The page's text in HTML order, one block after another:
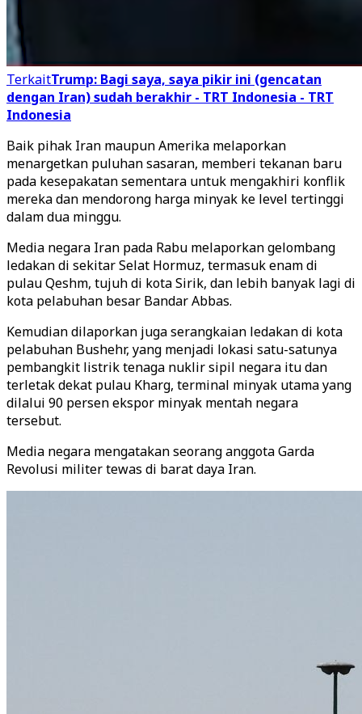
TerkaitTrump: Bagi saya, saya pikir ini (gencatan
dengan Iran) sudah berakhir - TRT Indonesia - TRT
Indonesia
Baik pihak Iran maupun Amerika melaporkan
menargetkan puluhan sasaran, memberi tekanan baru
pada kesepakatan sementara untuk mengakhiri konflik
mereka dan mendorong harga minyak ke level tertinggi
dalam dua minggu.
Media negara Iran pada Rabu melaporkan gelombang
ledakan di sekitar Selat Hormuz, termasuk enam di
pulau Qeshm, tujuh di kota Sirik, dan lebih banyak lagi di
kota pelabuhan besar Bandar Abbas.
Kemudian dilaporkan juga serangkaian ledakan di kota
pelabuhan Bushehr, yang menjadi lokasi satu-satunya
pembangkit listrik tenaga nuklir sipil negara itu dan
terletak dekat pulau Kharg, terminal minyak utama yang
dilalui 90 persen ekspor minyak mentah negara
tersebut.
Media negara mengatakan seorang anggota Garda
Revolusi militer tewas di barat daya Iran.